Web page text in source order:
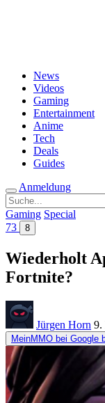
News
Videos
Gaming
Entertainment
Anime
Tech
Deals
Guides
Anmeldung
Suche
nach:
Gaming Special
73
8
Wiederholt
Fortnite?
Jürgen Horn 9.
MeinMMO bei Google